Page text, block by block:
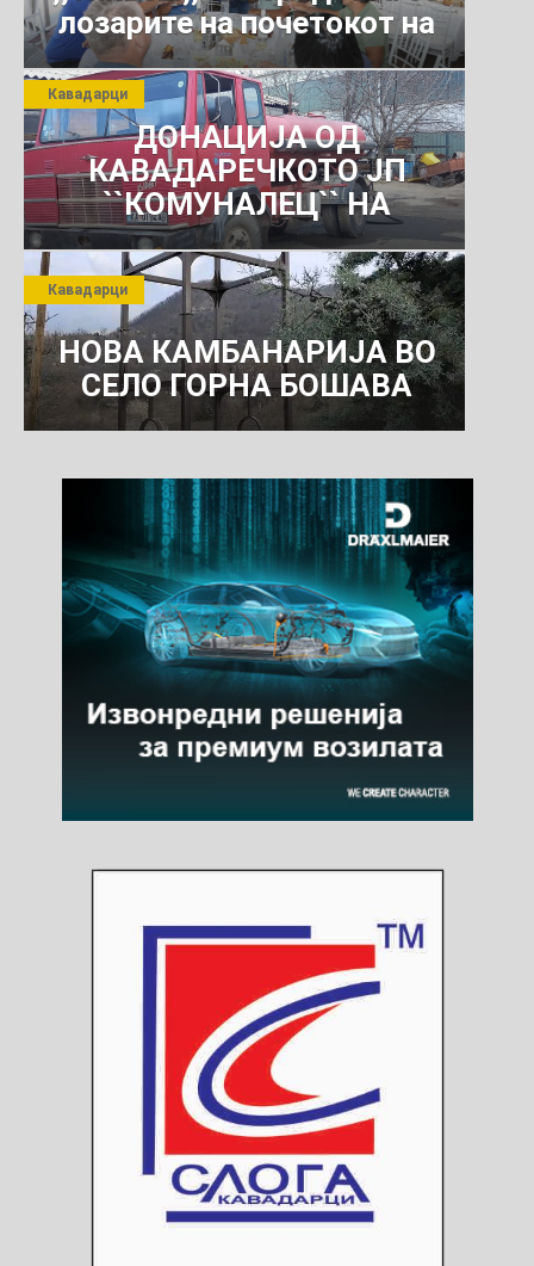
лозарите на почетокот на
јули 2026 г.
ДОНАЦИЈА ОД
КАВАДАРЕЧКОТО ЈП
``КОМУНАЛЕЦ`` НА
РОСОМАНСКОТО ЈАВНО
ПРЕТПРИЈАТИЕ ЗА
КОМУНАЛНО УСЛУГИ
Кавадарци
НОВА КАМБАНАРИЈА ВО
СЕЛО ГОРНА БОШАВА
Кавадарци